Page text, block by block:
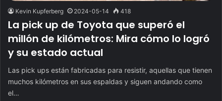
Kevin Kupferberg 2024-05-14 418
La pick up de Toyota que superó el
millón de kilómetros: Mira cómo lo logró
y su estado actual
Las pick ups están fabricadas para resistir, aquellas que tienen
muchos kilómetros en sus espaldas y siguen andando como
el…